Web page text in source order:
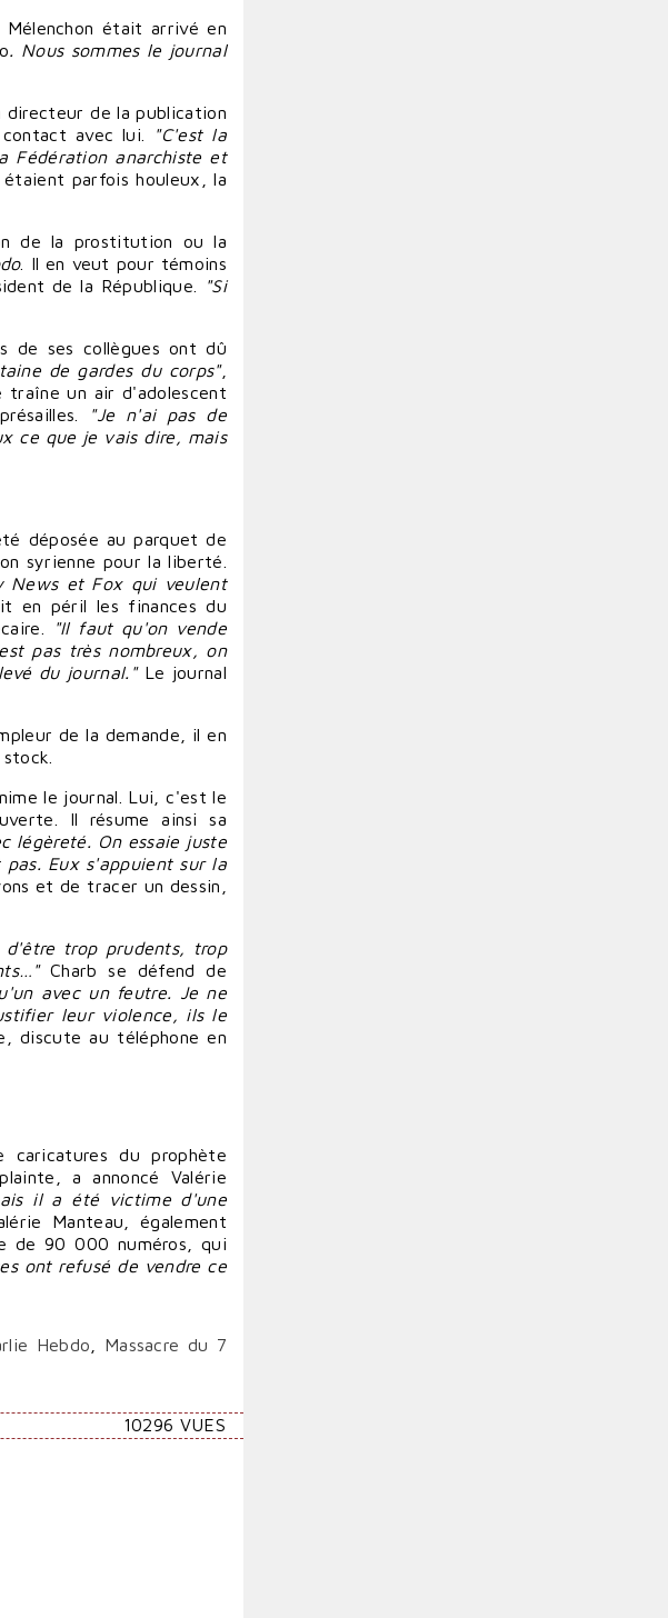
était arrivé en
. Nous sommes le journal
directeur de la publication
avec lui.
"C'est la
Fédération anarchiste et
étaient parfois houleux, la
de la prostitution ou la
. Il en veut pour témoins
de la République.
"Si
de ses collègues ont dû
de gardes du corps",
un air d'adolescent
"Je n'ai pas de
ce que je vais dire, mais
déposée au parquet de
syrienne pour la liberté.
Newset Fox qui veulent
en péril les finances du
caire
"Il faut qu'on vende
pas très nombreux, on
du journal."Le journal
de la demande, il en
le journal. Lui, c'est le
Il résume ainsi sa
légèreté. On essaie juste
Eux s'appuient sur la
et de tracer un dessin,
d'être trop prudents, trop
Charb se défend de
avec un feutre. Je ne
leur violence, ils le
discute au téléphone en
caricatures du prophète
a annoncé Valérie
il a été victime d'une
Manteau, également
de 90 000 numéros, qui
ont refusé de vendre ce
Hebdo
Massacre du 7
10296 VUES